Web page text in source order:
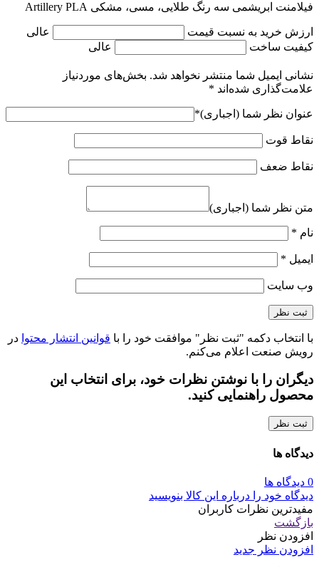
فیلامنت ابریشمی سه رنگ طلایی، مسی، مشکی Artillery PLA
ارزش خرید به نسبت قیمت
عالی
کیفیت ساخت
عالی
نشانی ایمیل شما منتشر نخواهد شد. بخش‌های موردنیاز
علامت‌گذاری شده‌اند *
عنوان نظر شما (اجباری)*
نقاط قوت
نقاط ضعف
متن نظر شما (اجباری)
نام *
ایمیل *
وب‌ سایت
با انتخاب دکمه "ثبت نظر" موافقت خود را با قوانین انتشار محتوا در
رویش صنعت اعلام می‌کنم.
دیگران را با نوشتن نظرات خود، برای انتخاب این
محصول راهنمایی کنید.
ثبت نظر
دیدگاه ها
0 دیدگاه ها
دیدگاه خود را درباره این کالا بنویسید
مفیدترین نظرات کاربران
بازگشت
افزودن نظر
افزودن نظر جدید